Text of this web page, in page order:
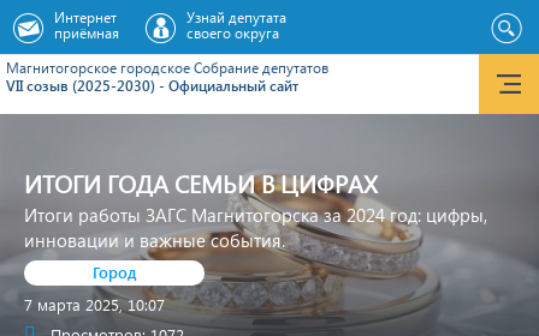
Магнитогорское городское Cобрание депутатов
VII созыв (2025-2030) - Официальный сайт
Интернет
приёмная
Узнай депутата
своего округа
ИТОГИ ГОДА СЕМЬИ В ЦИФРАХ
Итоги работы ЗАГС Магнитогорска за 2024 год: цифры,
инновации и важные события.
Город
7 марта 2025, 10:07